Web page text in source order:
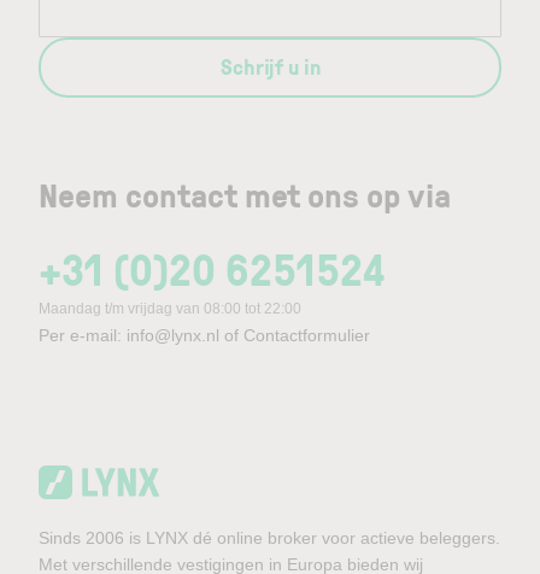
Neem contact met ons op via
+31 (0)20 6251524
Maandag t/m vrijdag van 08:00 tot 22:00
Per e-mail: info@lynx.nl of Contactformulier
Schrijf u in
Sinds 2006 is LYNX dé online broker voor actieve beleggers.
Met verschillende vestigingen in Europa bieden wij